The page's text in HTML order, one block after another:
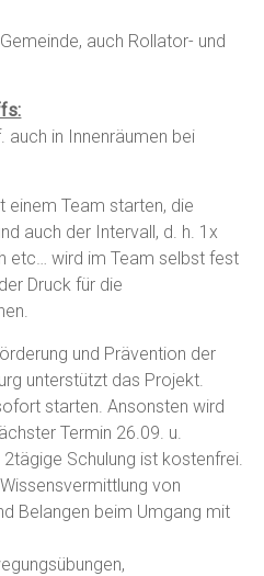
auch Rollator- und
auch in Innenräumen bei
Team starten, die
auch der Intervall, d. h. 1x
etc… wird im Team selbst fest
Druck für die
und Prävention der
unterstützt das Projekt.
starten. Ansonsten wird
Termin 26.09. u.
Schulung ist kostenfrei.
von
Belangen beim Umgang mit